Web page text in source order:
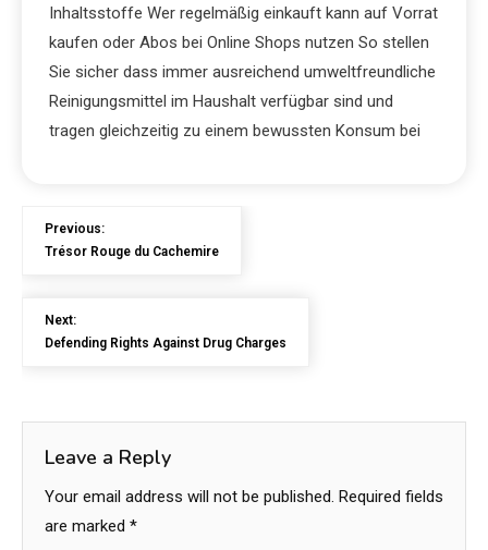
Inhaltsstoffe Wer regelmäßig einkauft kann auf Vorrat
kaufen oder Abos bei Online Shops nutzen So stellen
Sie sicher dass immer ausreichend umweltfreundliche
Reinigungsmittel im Haushalt verfügbar sind und
tragen gleichzeitig zu einem bewussten Konsum bei
Previous:
Trésor Rouge du Cachemire
Next:
Defending Rights Against Drug Charges
Leave a Reply
Your email address will not be published. Required fields
are marked *